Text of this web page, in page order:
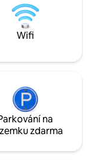
terapeuta a
lovu kostnatců,
a v modré díře,
ostrovy z Nassau.
Wifi
na
zdarma